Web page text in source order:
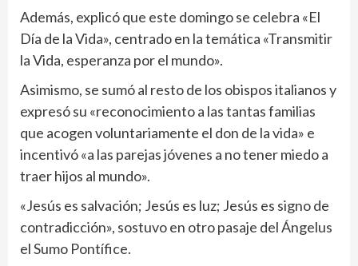
Además, explicó que este domingo se celebra «El
Día de la Vida», centrado en la temática «Transmitir
la Vida, esperanza por el mundo».
Asimismo, se sumó al resto de los obispos italianos y
expresó su «reconocimiento a las tantas familias
que acogen voluntariamente el don de la vida» e
incentivó «a las parejas jóvenes a no tener miedo a
traer hijos al mundo».
«Jesús es salvación; Jesús es luz; Jesús es signo de
contradicción», sostuvo en otro pasaje del Ángelus
el Sumo Pontífice.